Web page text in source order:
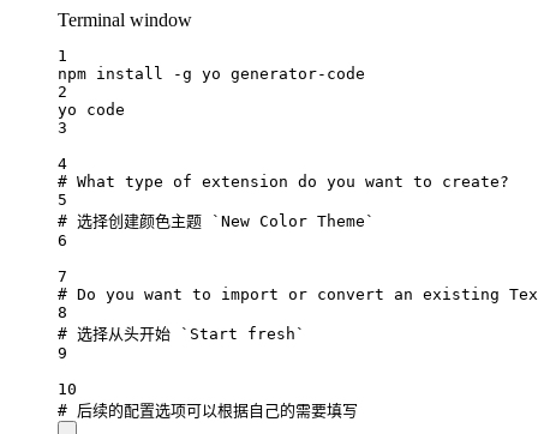
Terminal window
1
npm install -g yo generator-code
2
yo
code
3
4
# What type of extension do you want to create?
5
# 选择创建颜色主题 `New Color Theme`
6
7
# Do you want to import or convert an existing
8
# 选择从头开始 `Start fresh`
9
10
# 后续的配置选项可以根据自己的需要填写